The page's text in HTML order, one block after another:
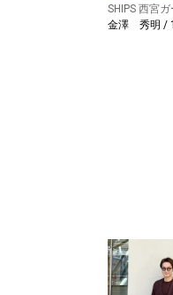
SHIPS 西宮
金澤 秀明 /